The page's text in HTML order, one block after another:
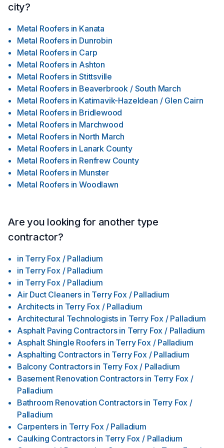
city?
Metal Roofers in Kanata
Metal Roofers in Dunrobin
Metal Roofers in Carp
Metal Roofers in Ashton
Metal Roofers in Stittsville
Metal Roofers in Beaverbrook / South March
Metal Roofers in Katimavik-Hazeldean / Glen Cairn
Metal Roofers in Bridlewood
Metal Roofers in Marchwood
Metal Roofers in North March
Metal Roofers in Lanark County
Metal Roofers in Renfrew County
Metal Roofers in Munster
Metal Roofers in Woodlawn
Are you looking for another type
contractor?
in Terry Fox / Palladium
in Terry Fox / Palladium
in Terry Fox / Palladium
Air Duct Cleaners in Terry Fox / Palladium
Architects in Terry Fox / Palladium
Architectural Technologists in Terry Fox / Palladium
Asphalt Paving Contractors in Terry Fox / Palladium
Asphalt Shingle Roofers in Terry Fox / Palladium
Asphalting Contractors in Terry Fox / Palladium
Balcony Contractors in Terry Fox / Palladium
Basement Renovation Contractors in Terry Fox /
Palladium
Bathroom Renovation Contractors in Terry Fox /
Palladium
Carpenters in Terry Fox / Palladium
Caulking Contractors in Terry Fox / Palladium